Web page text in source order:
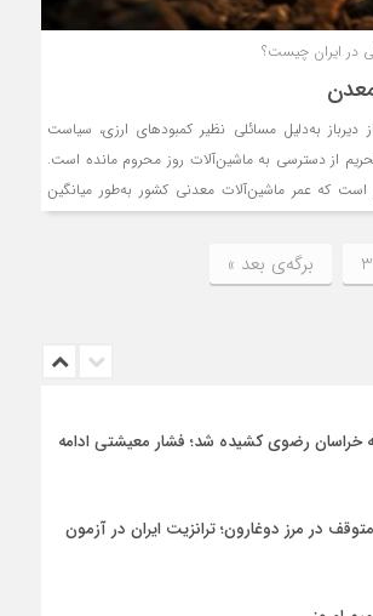
در ایران چیست؟
به‌دلیل مسائلی نظیر کمبودهای ارزی، سیاست
از دسترسی به ماشین‌آلات روز محروم مانده است.
که عمر ماشین‌آلات معدنی کشور به‌طور میانگین
3 برگه‌ی بعد »
خراسان رضوی کشیده شد؛ فشار معیشتی ادامه
متوقف در مرز دوغارون؛ ترانزیت ایران در آزمون